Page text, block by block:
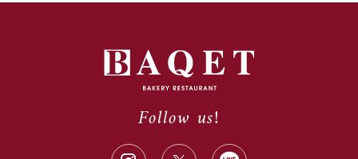
Follow us!